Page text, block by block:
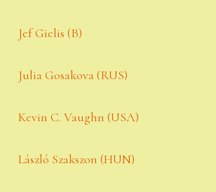
Jef Gielis (B)
Julia Gosakova (RUS)
Kevin C. Vaughn (USA)
László Szakszon (HUN)